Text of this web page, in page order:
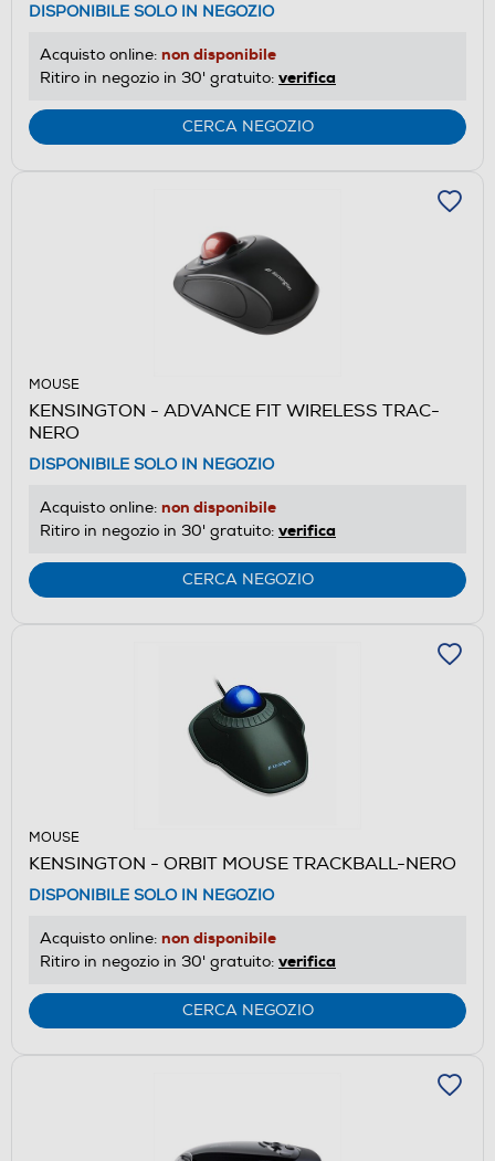
DISPONIBILE SOLO IN NEGOZIO
Acquisto online: non disponibile
Ritiro in negozio in 30' gratuito: verifica
CERCA NEGOZIO
MOUSE
KENSINGTON - ADVANCE FIT WIRELESS TRAC-
NERO
DISPONIBILE SOLO IN NEGOZIO
Acquisto online: non disponibile
Ritiro in negozio in 30' gratuito: verifica
CERCA NEGOZIO
MOUSE
KENSINGTON - ORBIT MOUSE TRACKBALL-NERO
DISPONIBILE SOLO IN NEGOZIO
Acquisto online: non disponibile
Ritiro in negozio in 30' gratuito: verifica
CERCA NEGOZIO